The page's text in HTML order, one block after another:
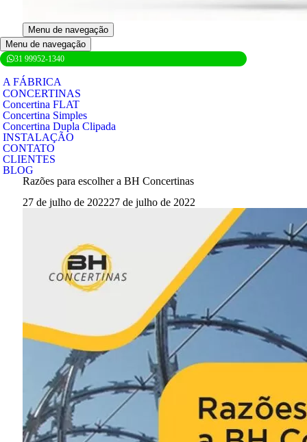
Menu de navegação
Menu de navegação
31 99952-1340
A FÁBRICA
CONCERTINAS
Concertina FLAT
Concertina Simples
Concertina Dupla Clipada
INSTALAÇÃO
CONTATO
CLIENTES
BLOG
Razões para escolher a BH Concertinas
27 de julho de 202227 de julho de 2022